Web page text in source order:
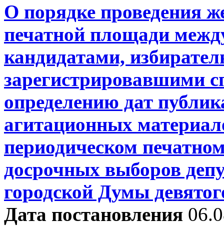
О порядке проведения
печатной площади
кандидатами,
зарегистрировавшими
определению дат
агитационных
периодическом
досрочных выборов
городской Думы
Дата постановления